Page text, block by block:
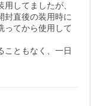
してましたが、
封直後の装用時に
ってから使用して
こともなく、一日